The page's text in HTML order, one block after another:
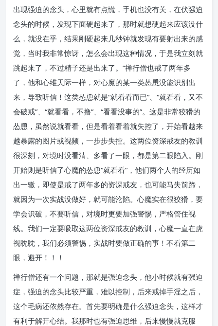
出现强迫的念头，心里就有点慌，手机也没有关，在伏强迫
念头的时候，发现下面硬起来了，那时就想硬起来应该没什
么，就没在乎，结果刚硬起来几秒钟就发现有要射出来的感
觉，当时我非常惊讶，怎么会出现这种情况，于是我立刻就
跳起来了，不过精子还是出来了。”禅行僧也戒了两年多
了，他和心维天际一样，对心魔的某一类怂恿没能识别出
来，导致听信！这类怂恿就是“就看看而已”、“就看看，又不
会破戒”、“就看看，不撸”、“看看没事的”。这是非常狡猾的
怂恿，虽然说就看看，但是看着看着就失控了，开始看越来
越暴露的图片或视频，一步步失控。这两位资深戒友的教训
很深刻，对境时没看清、多看了一眼，都是第二眼陷入。刚
开始则是听信了心魔的怂恿“就看看”，他们两个人的经历如
出一辙，即使是戒了两年多的资深戒友，也可能马失前蹄，
就因为一次实战没做好，就可能沦陷。心魔实在很狡猾，要
学会识破，不要听信，对境时更要加强警惕，严格管住视
线。我们一定要吸取这两位资深戒友的教训，心魔一直在虎
视眈眈，我们必须警惕，实战时要做正确的事！不看第二
眼，避开！！！
禅行僧还有一个问题，那就是强迫念头，他小时候就有强迫
症，强迫的念头比较严重，难以控制，后来戒掉手淫之后，
这个毛病还依然存在。首先要明确是什么强迫念头，这样才
有利于解开心结。我那时也有强迫思维，后来慢慢就克服